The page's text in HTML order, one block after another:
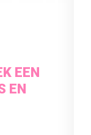
EEN
EN